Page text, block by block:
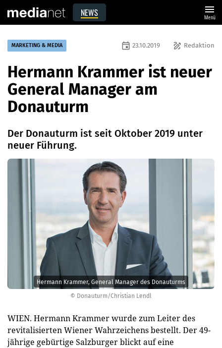
NEWS menu
Menü
© Donauturm/Christian Lendl
Hermann Krammer, General Manager des Donauturms
MARKETING & MEDIA draw Redaktion
event 23.10.2019
Hermann Krammer ist neuer
General Manager am
Donauturm
Der Donauturm ist seit Oktober 2019 unter
neuer Führung.
WIEN. Hermann Krammer wurde zum Leiter des
revitalisierten Wiener Wahrzeichens bestellt. Der 49-
jährige gebürtige Salzburger blickt auf eine